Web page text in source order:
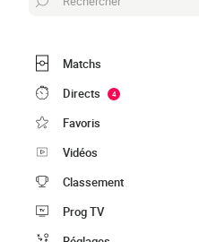
Matchs
Directs
4
Favoris
Vidéos
Classement
Prog TV